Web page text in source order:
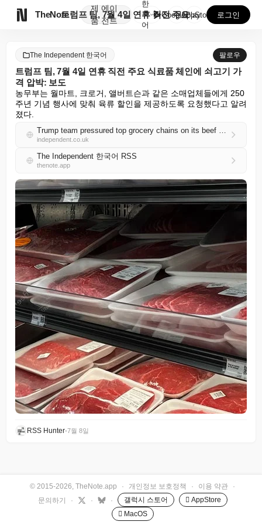
TheNote
제
품
에이
전트
트럼프 팀, 7월 4일 연휴 직전 주요 식료품 체인에 ...
한
국
어
GooglePlay
AppStore 로그인
The Independent 한국어 팔로우
트럼프 팀, 7월 4일 연휴 직전 주요 식료품 체인에 쇠고기 가
격 압박: 보도
농무부는 월마트, 크로거, 앨버트슨과 같은 소매업체들에게 250
주년 기념 행사에 맞춰 육류 할인을 제공하도록 요청했다고 알려
졌다.
Trump team pressured top grocery chains on its beef prices just before the July 4 holiday: report
independent.co.uk
The Independent 한국어 RSS
thenote.app
RSS Hunter•7월 8일
© 2015-2026, TheNote.app · 개인정보 보호정책 · 이용 약관
·
문의하기
· · · 갤럭시 스토어
 AppStore
 MacOS